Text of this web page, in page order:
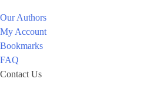
Our Authors
My Account
Bookmarks
FAQ
Contact Us